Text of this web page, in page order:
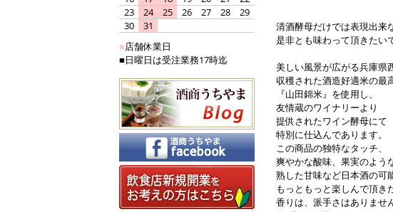
23
24 25 26 27 28
29
30
31
■店舗休業日
■日曜日は受注業務17時迄
清酒酵母だけでは表現出来
是非とも味わって頂きたい
美しい風景が広がる兵庫県
収穫された酒造好適米の最
『山田錦米』を使用し、
友情蔵のワイナリーより
提供されたワイン酵母にて
特別に仕込んであります。
この商品の独特なタッチ、
爽やかな酸味、果実のよう
熟した甘味など日本酒の可
もっともっと楽しんで頂き
香りは、派手さはありませ